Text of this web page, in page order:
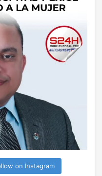
on Instagram